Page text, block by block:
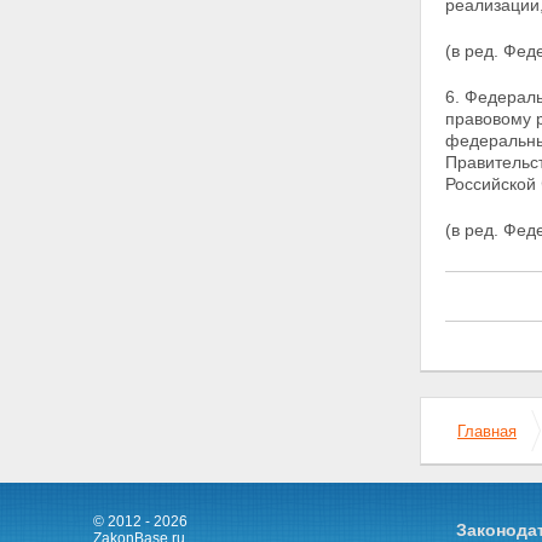
формировании и реализации
(в ред.
6.
правовому
(в ред.
Главная
© 2012 - 2026
ZakonBase.ru